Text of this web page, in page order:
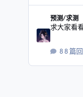
预测/求测
求大家看
8 篇